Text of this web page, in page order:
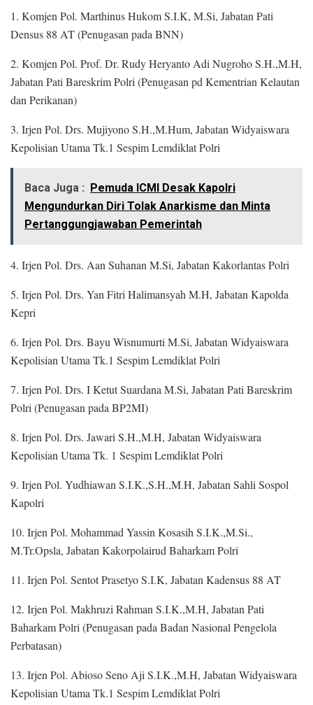
1. Komjen Pol. Marthinus Hukom S.I.K, M.Si, Jabatan Pati
Densus 88 AT (Penugasan pada BNN)
2. Komjen Pol. Prof. Dr. Rudy Heryanto Adi Nugroho S.H.,M.H,
Jabatan Pati Bareskrim Polri (Penugasan pd Kementrian Kelautan
dan Perikanan)
3. Irjen Pol. Drs. Mujiyono S.H.,M.Hum, Jabatan Widyaiswara
Kepolisian Utama Tk.1 Sespim Lemdiklat Polri
Baca Juga : Pemuda ICMI Desak Kapolri
Mengundurkan Diri Tolak Anarkisme dan Minta
Pertanggungjawaban Pemerintah
4. Irjen Pol. Drs. Aan Suhanan M.Si, Jabatan Kakorlantas Polri
5. Irjen Pol. Drs. Yan Fitri Halimansyah M.H, Jabatan Kapolda
Kepri
6. Irjen Pol. Drs. Bayu Wisnumurti M.Si, Jabatan Widyaiswara
Kepolisian Utama Tk.1 Sespim Lemdiklat Polri
7. Irjen Pol. Drs. I Ketut Suardana M.Si, Jabatan Pati Bareskrim
Polri (Penugasan pada BP2MI)
8. Irjen Pol. Drs. Jawari S.H.,M.H, Jabatan Widyaiswara
Kepolisian Utama Tk. 1 Sespim Lemdiklat Polri
9. Irjen Pol. Yudhiawan S.I.K.,S.H.,M.H, Jabatan Sahli Sospol
Kapolri
10. Irjen Pol. Mohammad Yassin Kosasih S.I.K.,M.Si.,
M.Tr.Opsla, Jabatan Kakorpolairud Baharkam Polri
11. Irjen Pol. Sentot Prasetyo S.I.K, Jabatan Kadensus 88 AT
12. Irjen Pol. Makhruzi Rahman S.I.K.,M.H, Jabatan Pati
Baharkam Polri (Penugasan pada Badan Nasional Pengelola
Perbatasan)
13. Irjen Pol. Abioso Seno Aji S.I.K.,M.H, Jabatan Widyaiswara
Kepolisian Utama Tk.1 Sespim Lemdiklat Polri